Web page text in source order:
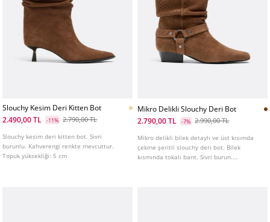
Slouchy Kesim Deri Kitten Bot
2.490,00 TL
-11% 2.790,00 TL
Slouchy kesim deri kitten bot. Sivri
burunlu. Kahverengi renkte mevcuttur.
Topuk yüksekliği: 5 cm
Mikro Delikli Slouchy Deri Bot
2.790,00 TL
-7% 2.990,00 TL
Mikro delikli bilek detaylı ve üst kısımda
çekme şeritli slouchy deri bot. Bilek
kısmında tokalı bant. Sivri burun.